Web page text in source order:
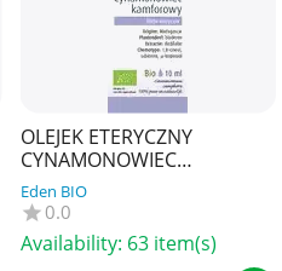
OLEJEK ETERYCZNY
CYNAMONOWIEC
KAMFOROWY BIO 10 ml -
PHYSALIS
Eden BIO
0.0
Availability: 63 item(s)